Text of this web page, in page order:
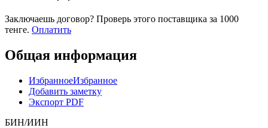
Заключаешь договор? Проверь этого поставщика за 1000
тенге. Оплатить
Общая информация
ИзбранноеИзбранное
Добавить заметку
Экспорт PDF
БИН/ИИН